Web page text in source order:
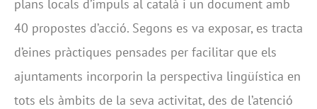
plans locals d’impuls al català i un document amb
40 propostes d’acció. Segons es va exposar, es tracta
d’eines pràctiques pensades per facilitar que els
ajuntaments incorporin la perspectiva lingüística en
tots els àmbits de la seva activitat, des de l’atenció